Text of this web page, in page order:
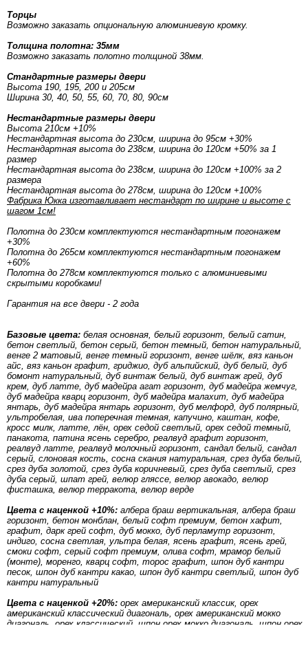
Торцы
Возможно заказать опциональную алюминиевую кромку.
Толщина полотна: 35мм
Возможно заказать полотно толщиной 38мм.
Стандартные размеры двери
Высота 190, 195, 200 и 205см
Ширина 30, 40, 50, 55, 60, 70, 80, 90см
Нестандартные размеры двери
Высота 210см +10%
Нестандартная высота до 230см, ширина до 95см +30%
Нестандартная высота до 238см, ширина до 120см +50% за 1
размер
Нестандартная высота до 238см, ширина до 120см +100% за 2
размера
Нестандартная высота до 278см, ширина до 120см +100%
Фабрика Юкка изготавливает нестандарт по ширине и высоте с
шагом 1см!
Полотна до 230см комплектуются нестандартным погонажем
+30%
Полотна до 265см комплектуются нестандартным погонажем
+60%
Полотна до 278см комплектуются только с алюминиевыми
скрытыми коробками!
Гарантия на все двери - 2 года
Базовые цвета: белая основная, белый горизонт, белый сатин,
бетон светлый, бетон серый, бетон темный, бетон натуральный,
венге 2 матовый, венге темный горизонт, венге шёлк, вяз каньон
айс, вяз каньон графит, гриджио, дуб альпийский, дуб белый, дуб
бомонт натуральный, дуб винтаж белый, дуб винтаж грей, дуб
крем, дуб латте, дуб мадейра агат горизонт, дуб мадейра жемчуг,
дуб мадейра кварц горизонт, дуб мадейра малахит, дуб мадейра
янтарь, дуб мадейра янтарь горизонт, дуб мелфорд, дуб полярный,
ультробелая, ива поперечная темная, капучино, каштан, кофе,
кросс милк, латте, лён, орех седой светлый, орех седой темный,
панакота, патина ясень серебро, реалвуд графит горизонт,
реалвуд латте, реалвуд молочный горизонт, сандал белый, сандал
серый, слоновая кость, сосна скания натуральная, срез дуба белый,
срез дуба золотой, срез дуба коричневый, срез дуба светлый, срез
дуба серый, шпат грей, велюр гляссе, велюр авокадо, велюр
фисташка, велюр терракота, велюр верде
Цвета с наценкой +10%: албера браш вертикальная, албера браш
горизонт, бетон монблан, белый софт премиум, бетон хафит,
графит, дарк грей софт, дуб мокко, дуб перламутр горизонт,
индиго, сосна светлая, ультра белая, ясень графит, ясень грей,
смоки софт, серый софт премиум, олива софт, мрамор белый
(монте), моренго, кварц софт, торос графит, шпон дуб кантри
песок, шпон дуб кантри какао, шпон дуб кантри светлый, шпон дуб
кантри натуральный
Цвета с наценкой +20%: орех американский классик, орех
американский классический диагональ, орех американский мокко
диагональ, орех классический, шпон орех мокко диагональ, шпон орех